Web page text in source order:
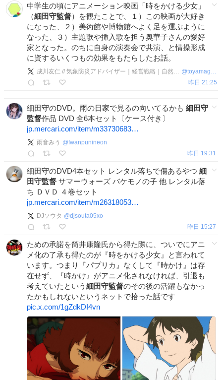
中学生の頃にアニメーション映画「時をかける少女」
（細田守監督）を観たことで、１）この映画が大好き
になった、２）美術館や博物館へよく足を運ぶように
なった、３）主題歌や挿入歌を担う奥華子さんの愛好
家となった。のちに自身の演奏会で共演、と情操形成
に資するいくつもの効果をもたらしたお話。
成川友仁 // 気象防災アドバイザー｜経営戦略｜自然言語の活用 @toyamagenki
昨日 21:25
細田守のDVD。雨の日家で見るの向いてるかも 細田守
監督作品 DVD 全6本セット〔ケース付き〕
jp.mercari.com/item/m33730683…
雨音みう @fwanpunineon
昨日 19:31
細田守のDVD4本セット レンタル落ちで傷あるやつ 細
田守監督 サマーウォーズ バケモノの子 他 レンタル落
ち ＤＶＤ ４巻セット
jp.mercari.com/item/m26318053…
DJソウタ @djsouta05xo
昨日 15:27
ための承諾を筒井康隆氏から得た際に、ついでにアニ
メ化の了承も得たのが『時をかける少女』と言われて
います。つまり『パプリカ』なくして『時かけ』は存
在せず、『時かけ』がアニメ化されなければ、引退も
考えていたという 細田守監督のその後の活躍もなかっ
たかもしれないというネットで拾った話です
pic.x.com/1gZdkDI4vn